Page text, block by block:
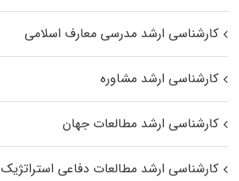
کارشناسی ارشد مدرسی معارف اسلامی
کارشناسی ارشد مشاوره
کارشناسی ارشد مطالعات جهان
کارشناسی ارشد مطالعات دفاعی استراتژیک